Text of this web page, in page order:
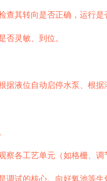
其转向是否正确，运行
否灵敏、到位。
液位自动启停水泵、根据
察各工艺单元（如格栅、
调试的核心。向好氧池等